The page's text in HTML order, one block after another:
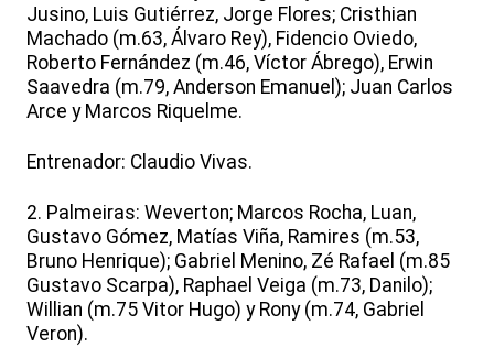
Jusino, Luis Gutiérrez, Jorge Flores; Cristhian
Machado (m.63, Álvaro Rey), Fidencio Oviedo,
Roberto Fernández (m.46, Víctor Ábrego), Erwin
Saavedra (m.79, Anderson Emanuel); Juan Carlos
Arce y Marcos Riquelme.
Entrenador: Claudio Vivas.
2. Palmeiras: Weverton; Marcos Rocha, Luan,
Gustavo Gómez, Matías Viña, Ramires (m.53,
Bruno Henrique); Gabriel Menino, Zé Rafael (m.85
Gustavo Scarpa), Raphael Veiga (m.73, Danilo);
Willian (m.75 Vitor Hugo) y Rony (m.74, Gabriel
Veron).